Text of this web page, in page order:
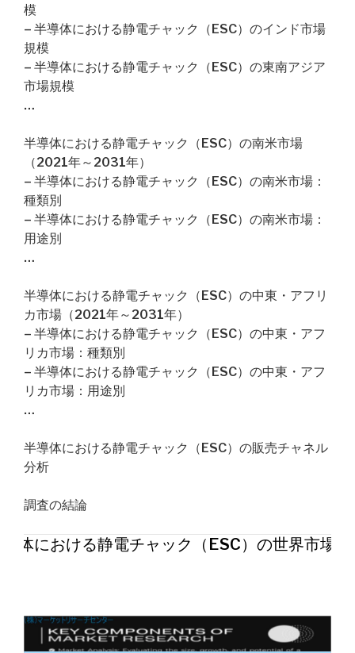
模
– 半導体における静電チャック（ESC）のインド市場
規模
– 半導体における静電チャック（ESC）の東南アジア
市場規模
…
半導体における静電チャック（ESC）の南米市場
（2021年～2031年）
– 半導体における静電チャック（ESC）の南米市場：
種類別
– 半導体における静電チャック（ESC）の南米市場：
用途別
…
半導体における静電チャック（ESC）の中東・アフリ
カ市場（2021年～2031年）
– 半導体における静電チャック（ESC）の中東・アフ
リカ市場：種類別
– 半導体における静電チャック（ESC）の中東・アフ
リカ市場：用途別
…
半導体における静電チャック（ESC）の販売チャネル
分析
調査の結論
体における静電チャック（ESC）の世界市場